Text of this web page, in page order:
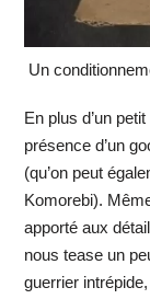
Un
En plus d’un
présence d’un
(qu’on peut
Komorebi).
apporté aux
nous tease un
guerrier